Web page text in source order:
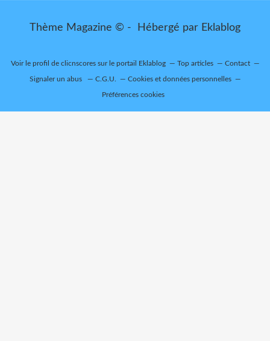
Thème Magazine © - Hébergé par Eklablog
Voir le profil de clicnscoressur le portail Eklablog Top articles Contact
Signaler un abus C.G.U. Cookies et données personnelles
Préférences cookies